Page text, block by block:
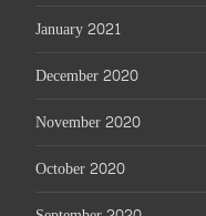
January 2021
December 2020
November 2020
October 2020